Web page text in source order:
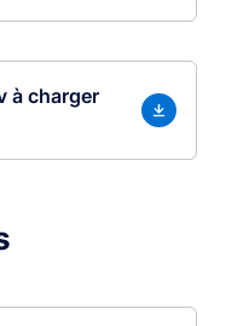
à charger